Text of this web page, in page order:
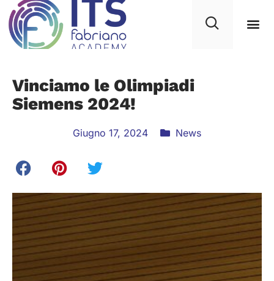
Vinciamo le Olimpiadi
Siemens 2024!
Giugno 17, 2024 News